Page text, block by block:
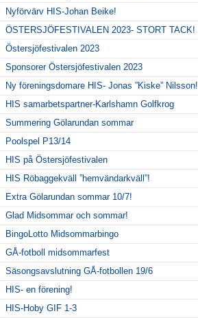
Nyförvärv HIS-Johan Beike!
ÖSTERSJÖFESTIVALEN 2023- STORT TACK!
Östersjöfestivalen 2023
Sponsorer Östersjöfestivalen 2023
Ny föreningsdomare HIS- Jonas ”Kiske” Nilsson!
HIS samarbetspartner-Karlshamn Golfkrog
Summering Gölarundan sommar
Poolspel P13/14
HIS på Östersjöfestivalen
HIS Röbaggekväll ”hemvändarkväll”!
Extra Gölarundan sommar 10/7!
Glad Midsommar och sommar!
BingoLotto Midsommarbingo
GÅ-fotboll midsommarfest
Säsongsavslutning GÅ-fotbollen 19/6
HIS- en förening!
HIS-Hoby GIF 1-3